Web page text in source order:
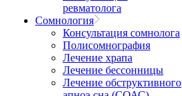
ревматолога
Сомнология
Консультация сомнолога
Полисомнография
Лечение храпа
Лечение бессонницы
Лечение обструктивного